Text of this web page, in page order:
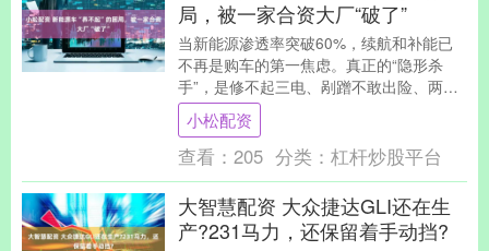
局，被一家合资大厂“破了”
当新能源渗透率突破60%，续航和补能已
不再是购车的第一焦虑。真正的“隐形杀
手”，是修不起三电、剐蹭不敢出险、两三
年就要换一套高价轮胎。 一位开纯电车的
消费者算过....
小松配资
查看： 205 分类： 杠杆炒股平台
大智慧配资 大众捷达GLI还在生
产?231马力，还保留着手动挡?